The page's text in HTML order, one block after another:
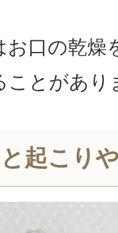
お口の乾燥
ことがあり
起こり